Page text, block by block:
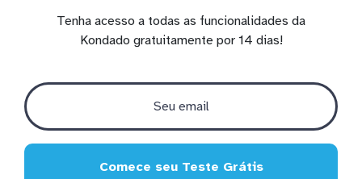
Tenha acesso a todas as funcionalidades da
Kondado gratuitamente por 14 dias!
Comece seu Teste Grátis